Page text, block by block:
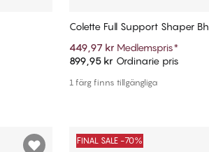
Lägg till i varukorg
Colette Full Support Shaper Bh
449,97 kr Medlemspris*
899,95 kr Ordinarie pris
1 färg finns tillgängliga
FINAL SALE -70%